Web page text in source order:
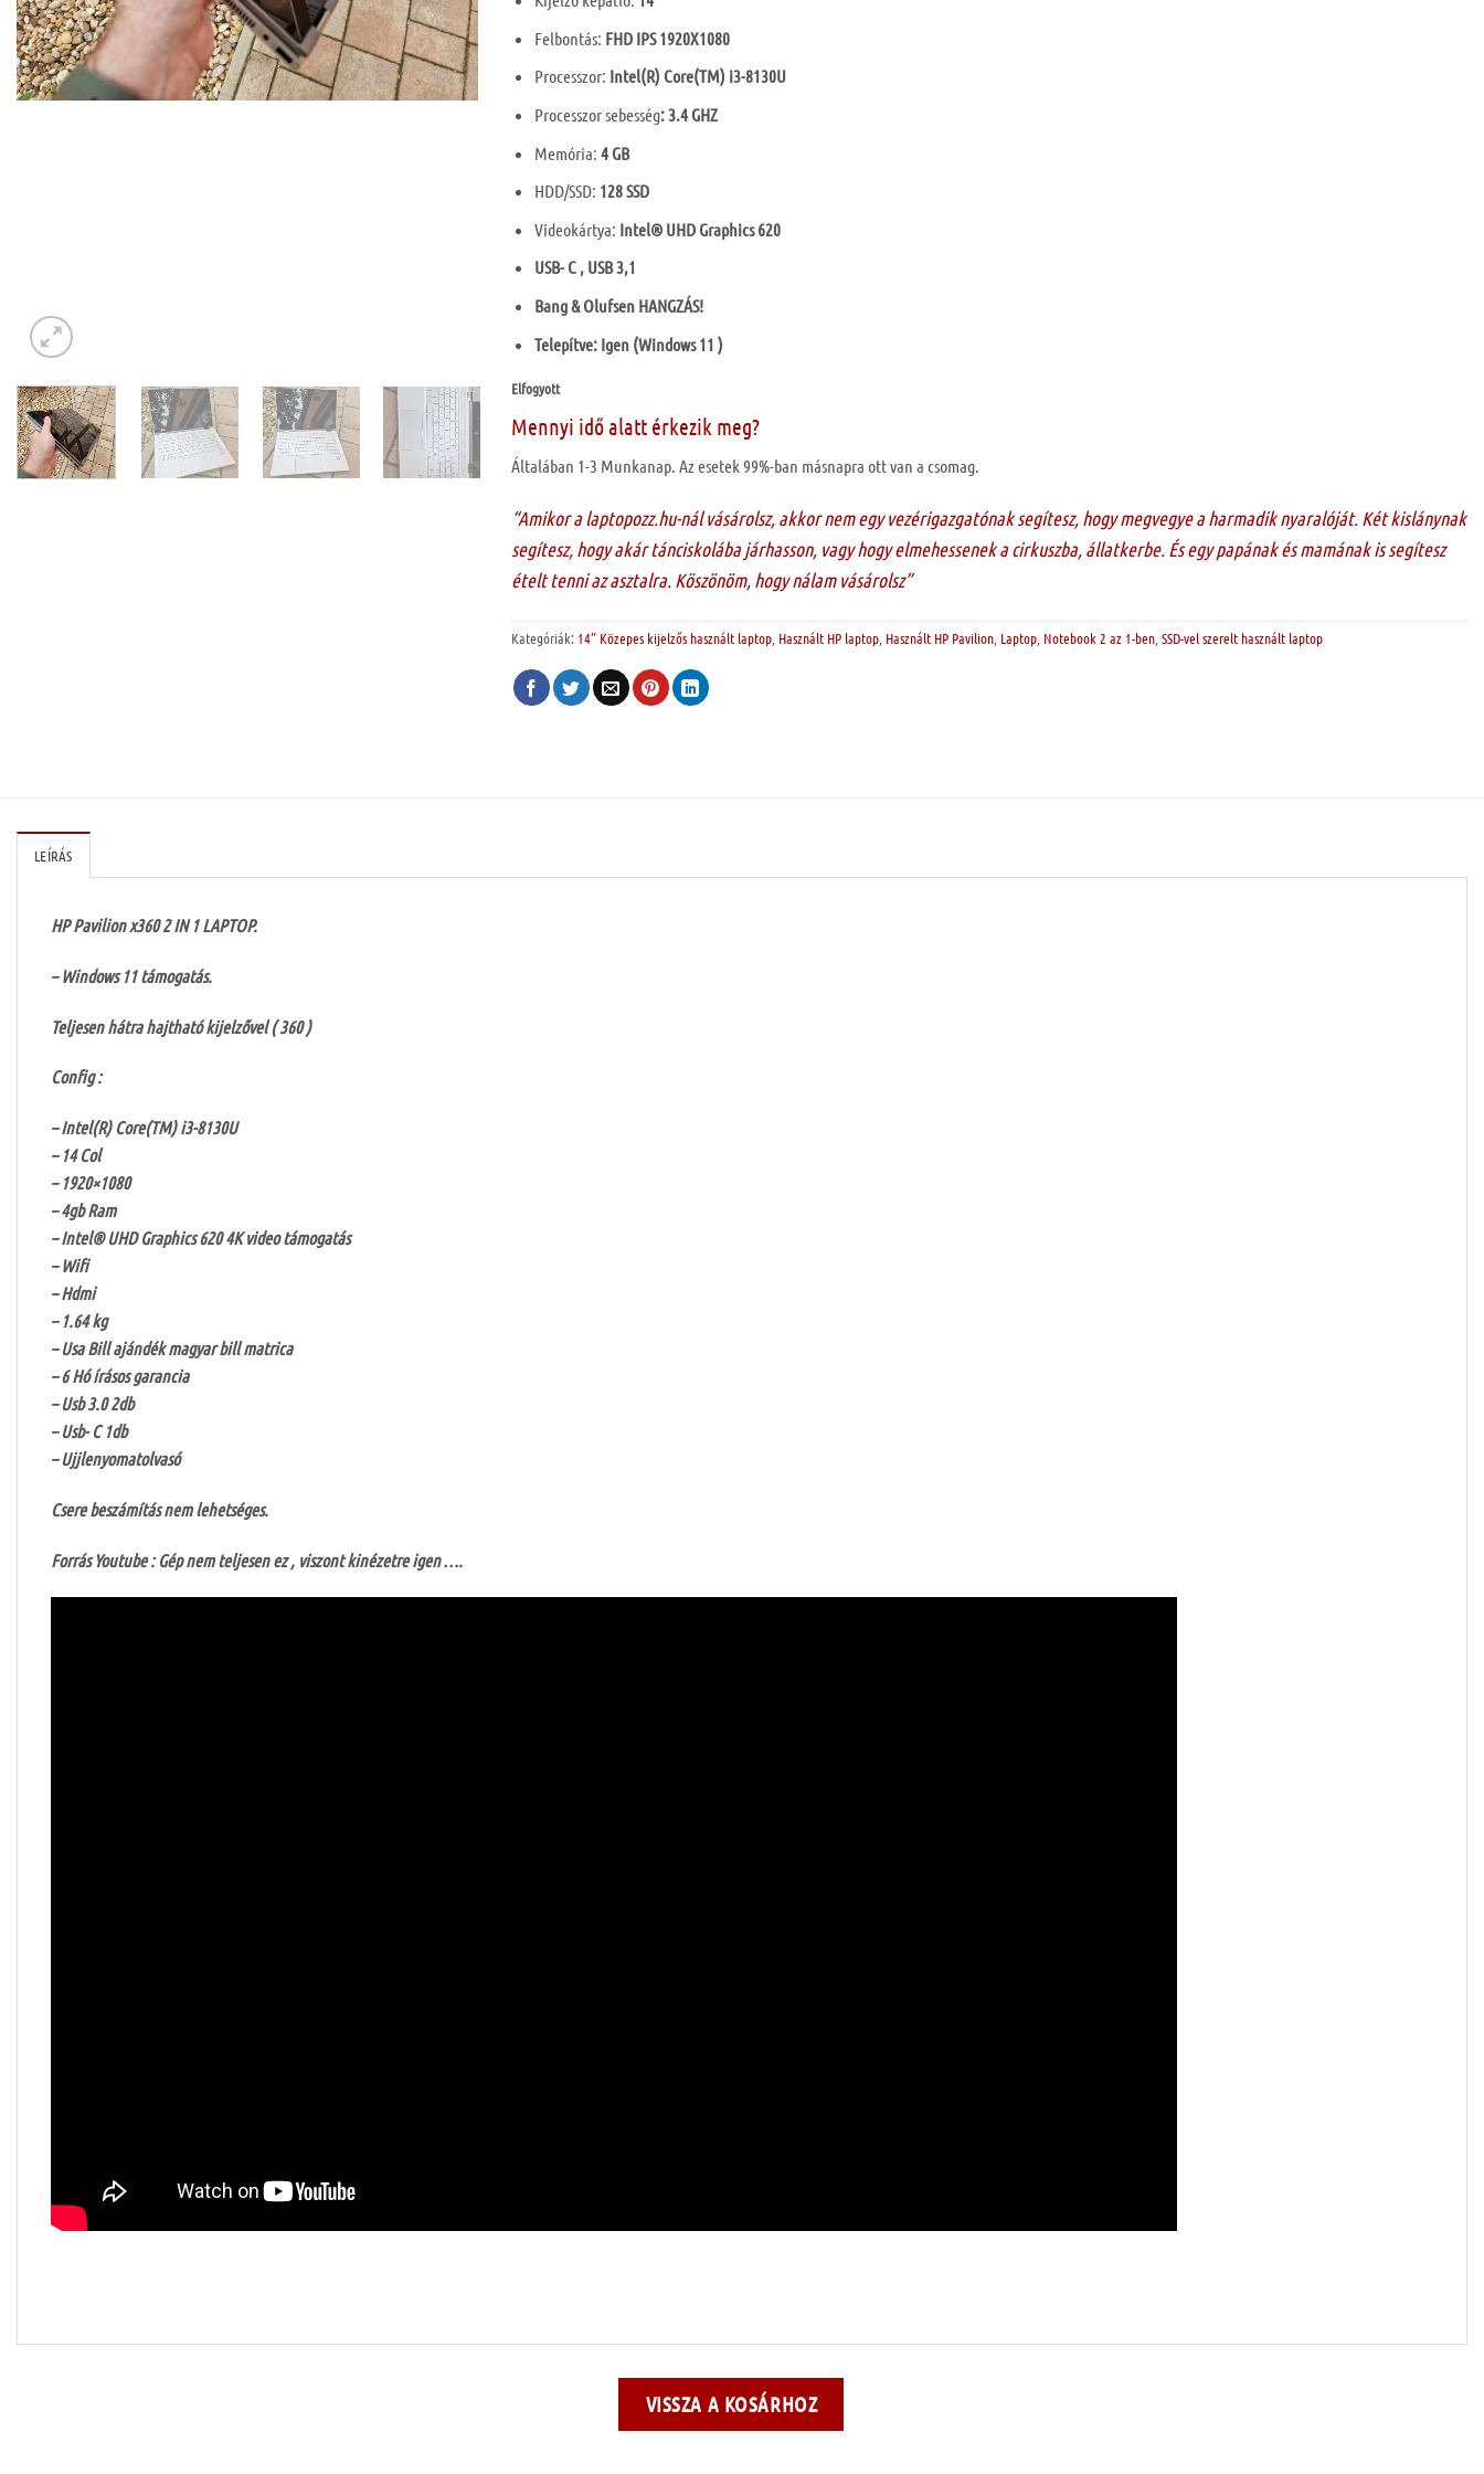
Felbontás: FHD IPS 1920X1080
Processzor: Intel(R) Core(TM) i3-8130U
Processzor sebesség: 3.4 GHZ
Memória: 4 GB
HDD/SSD: 128 SSD
Videokártya: Intel® UHD Graphics 620
USB- C , USB 3,1
Bang & Olufsen HANGZÁS!
Telepítve: Igen (Windows 11 )
Elfogyott
Mennyi idő alatt érkezik meg?
Általában 1-3 Munkanap. Az esetek 99%-ban másnapra ott van a csomag.
“Amikor a laptopozz.hu-nál vásárolsz, akkor nem egy vezérigazgatónak segítesz, hogy megvegye a harmadik nyaralóját. Két kislánynak
segítesz, hogy akár tánciskolába járhasson, vagy hogy elmehessenek a cirkuszba, állatkerbe. És egy papának és mamának is segítesz
ételt tenni az asztalra. Köszönöm, hogy nálam vásárolsz”
Kategóriák: 14” Közepes kijelzős használt laptop Használt HP laptop Használt HP Pavilion Laptop Notebook 2 az 1-ben SSD-vel szerelt használt laptop
LEÍRÁS
HP Pavilion x360 2 IN 1 LAPTOP.
– Windows 11 támogatás.
Teljesen hátra hajtható kijelzővel ( 360 )
Config :
– Intel(R) Core(TM) i3-8130U
– 14 Col
– 1920×1080
– 4gb Ram
– Intel® UHD Graphics 620 4K video támogatás
– Wifi
– Hdmi
– 1.64 kg
– Usa Bill ajándék magyar bill matrica
– 6 Hó írásos garancia
– Usb 3.0 2db
– Usb- C 1db
– Ujjlenyomatolvasó
Csere beszámítás nem lehetséges.
Forrás Youtube : Gép nem teljesen ez , viszont kinézetre igen ….
VISSZA A KOSÁRHOZ